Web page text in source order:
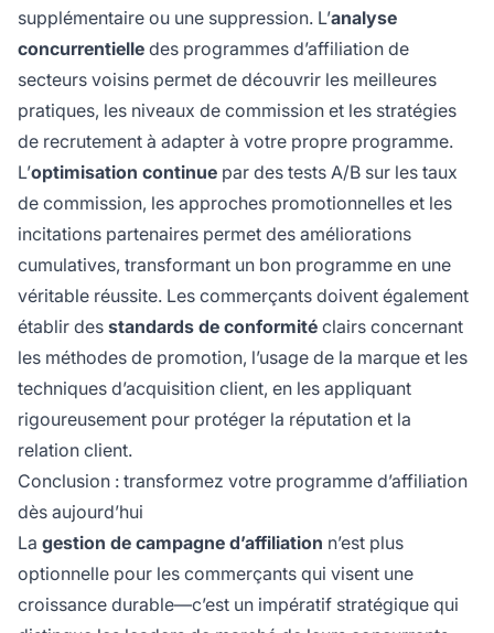
supplémentaire ou une suppression. L’analyse
concurrentielle des programmes d’affiliation de
secteurs voisins permet de découvrir les meilleures
pratiques, les niveaux de commission et les stratégies
de recrutement à adapter à votre propre programme.
L’optimisation continue par des tests A/B sur les taux
de commission, les approches promotionnelles et les
incitations partenaires permet des améliorations
cumulatives, transformant un bon programme en une
véritable réussite. Les commerçants doivent également
établir des standards de conformité clairs concernant
les méthodes de promotion, l’usage de la marque et les
techniques d’acquisition client, en les appliquant
rigoureusement pour protéger la réputation et la
relation client.
Conclusion : transformez votre programme d’affiliation
dès aujourd’hui
La gestion de campagne d’affiliation n’est plus
optionnelle pour les commerçants qui visent une
croissance durable—c’est un impératif stratégique qui